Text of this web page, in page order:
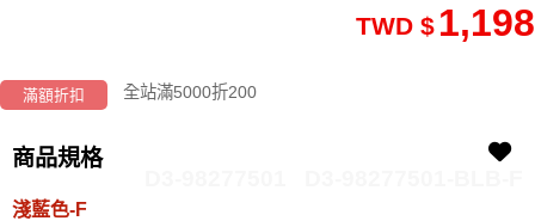
1,198
TWD $
滿額折扣 全站滿5000折200
商品規格
淺藍色-F